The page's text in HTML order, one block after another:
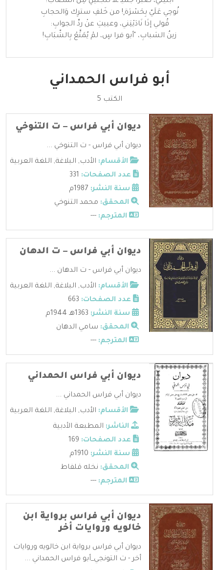
نُوحِي عَلَيّ بِحَسْرَة ٍ! من خَلفِ سترِك وَالحجابِ
قُولي إذَا نَادَيْتِني، وعييتِ عنْ ردِّ الجوابِ:
زينُ الشبابِ، "أبو فرا سٍ، لمْ يُمَتَّعْ بِالشّبَابِ!
أبو فراس الحمداني
الكتب 5
ديوان أبي فراس – ت التنوخي
ديوان أبي فراس - ت التنوخي ...
الأقسام: الأدب, البلاغة, اللغة العربية
عدد الصفحات:
سنة النشر:
المحقق: محمد التنوخي
المترجم: ---
ديوان أبي فراس – ت الدهان
ديوان أبي فراس - ت الدهان ...
الأقسام: الأدب, البلاغة, اللغة العربية
عدد الصفحات:
سنة النشر:
المحقق: سامي الدهان
المترجم: ---
ديوان أبي فراس الحمداني
ديوان أبي فراس الحمداني ...
الأقسام: الأدب, البلاغة, اللغة العربية
الناشر: المطبعة الأدبية
عدد الصفحات:
سنة النشر:
المحقق: نخله قلفاط
المترجم: ---
ديوان أبي فراس برواية ابن
خالويه وروايات أخر
ديوان أبي فراس برواية ابن خالويه وروايات
أخر - ت التونجي_أبو فراس الحمداني ...